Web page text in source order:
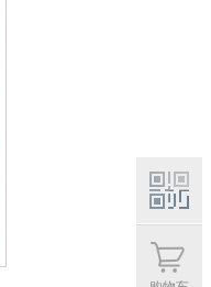
扫码
福利